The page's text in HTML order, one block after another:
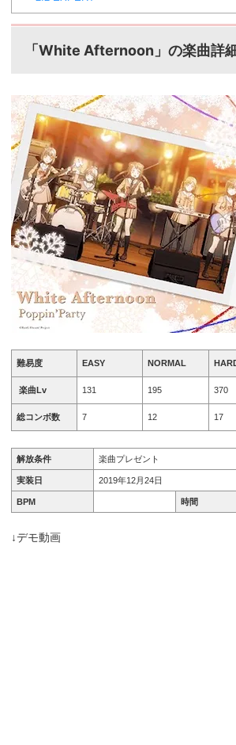
「White Afternoon」の楽曲詳
難易度 EASY NORMAL
楽曲Lv 131 195 370
総コンボ数 7 12 17
解放条件 楽曲プレゼント
実装日 2019年12月24日
BPM 時間
↓デモ動画